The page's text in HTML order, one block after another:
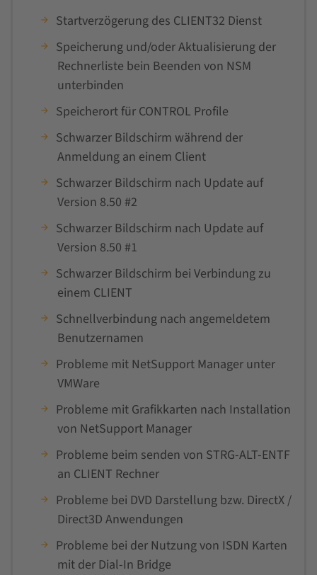
Startverzögerung des CLIENT32 Dienst
Speicherung und/oder Aktualisierung der
Rechnerliste bein Beenden von NSM
unterbinden
Speicherort für CONTROL Profile
Schwarzer Bildschirm während der
Anmeldung an einem Client
Schwarzer Bildschirm nach Update auf
Version 8.50 #2
Schwarzer Bildschirm nach Update auf
Version 8.50 #1
Schwarzer Bildschirm bei Verbindung zu
einem CLIENT
Schnellverbindung nach angemeldetem
Benutzernamen
Probleme mit NetSupport Manager unter
VMWare
Probleme mit Grafikkarten nach Installation
von NetSupport Manager
Probleme beim senden von STRG-ALT-ENTF
an CLIENT Rechner
Probleme bei DVD Darstellung bzw. DirectX /
Direct3D Anwendungen
Probleme bei der Nutzung von ISDN Karten
mit der Dial-In Bridge